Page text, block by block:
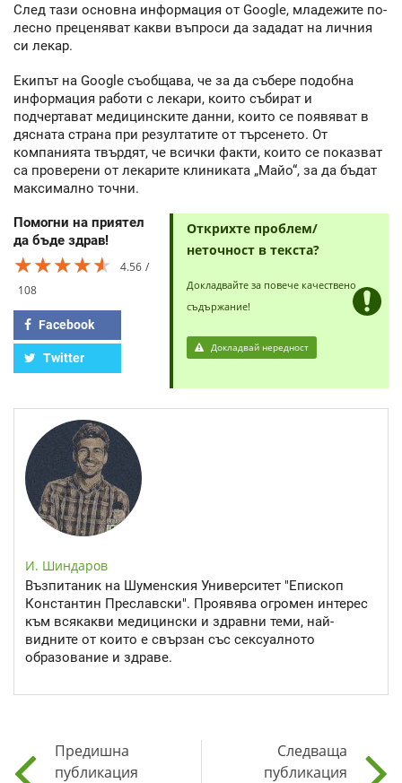
След тази основна информация от Google, младежите по-
лесно преценяват какви въпроси да зададат на личния
си лекар.
Екипът на Google съобщава, че за да събере подобна
информация работи с лекари, които събират и
подчертават медицинските данни, които се появяват в
дясната страна при резултатите от търсенето. От
компанията твърдят, че всички факти, които се показват
са проверени от лекарите клиниката „Майо“, за да бъдат
максимално точни.
Помогни на приятел
да бъде здрав!
★★★★★
★★★★★
★★★★★
4.56
108
Facebook
Twitter
Открихте проблем/
неточност в текста?
Докладвайте за повече качествено
съдържание!
Докладвай нередност
И. Шиндаров
Възпитаник на Шуменския Университет "Епископ
Константин Преславски". Проявява огромен интерес
към всякакви медицински и здравни теми, най-
видните от които е свързан със сексуалното
образование и здраве.
Предишна
публикация
Следваща
публикация